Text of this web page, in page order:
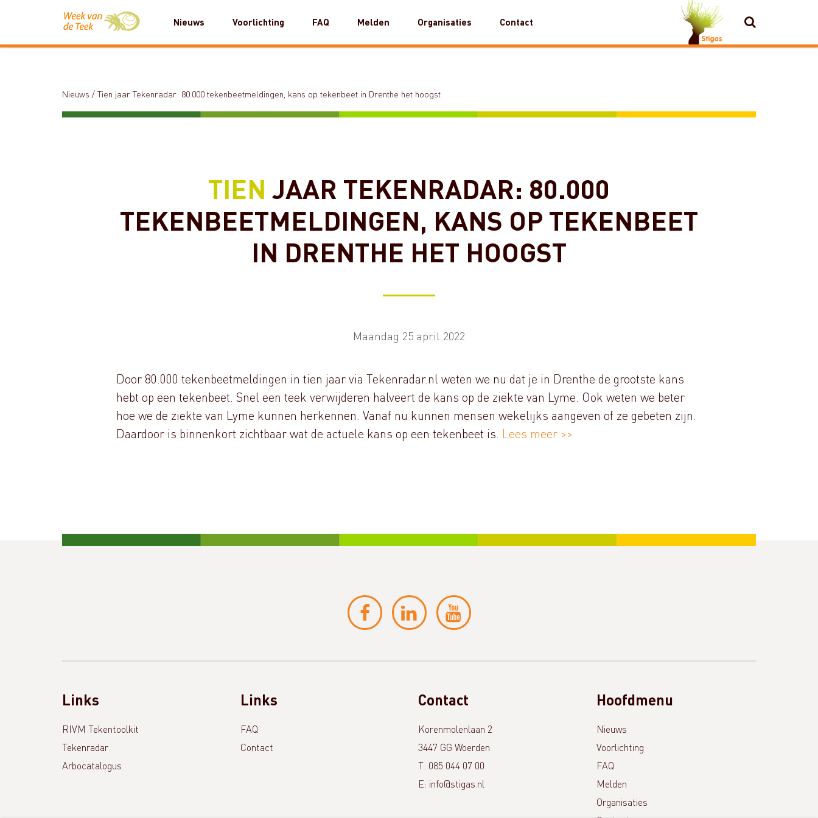
Nieuws Voorlichting FAQ Melden Organisaties Contact
Nieuws / Tien jaar Tekenradar: 80.000 tekenbeetmeldingen, kans op tekenbeet in Drenthe het hoogst
TIEN JAAR TEKENRADAR: 80.000
TEKENBEETMELDINGEN, KANS OP TEKENBEET
IN DRENTHE HET HOOGST
Maandag 25 april 2022
Door 80.000 tekenbeetmeldingen in tien jaar via Tekenradar.nl weten we nu dat je in Drenthe de grootste kans
hebt op een tekenbeet. Snel een teek verwijderen halveert de kans op de ziekte van Lyme. Ook weten we beter
hoe we de ziekte van Lyme kunnen herkennen. Vanaf nu kunnen mensen wekelijks aangeven of ze gebeten zijn.
Daardoor is binnenkort zichtbaar wat de actuele kans op een tekenbeet is. Lees meer >>
Links
RIVM Tekentoolkit
Tekenradar
Arbocatalogus
Links
FAQ
Contact
Contact
Korenmolenlaan 2
3447 GG Woerden
T: 085 044 07 00
E: info@stigas.nl
Hoofdmenu
Nieuws
Voorlichting
FAQ
Melden
Organisaties